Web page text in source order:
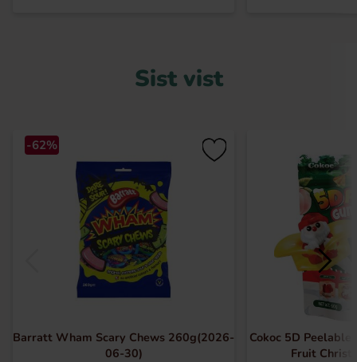
Sist vist
-62%
Barratt Wham Scary Chews 260g(2026-
06-30)
Cokoc 5D Peelable
Fruit